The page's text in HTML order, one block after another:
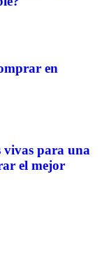
en
vivas para una
el mejor